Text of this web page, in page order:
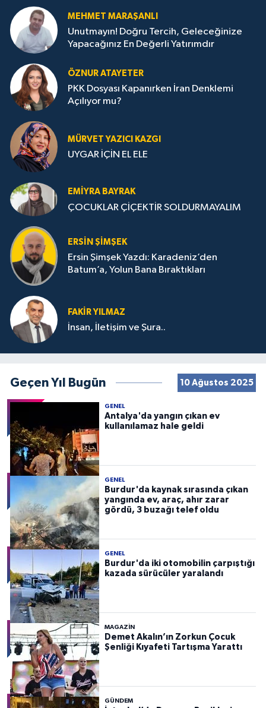
MEHMET MARAŞANLI
Unutmayın! Doğru Tercih, Geleceğinize
Yapacağınız En Değerli Yatırımdır
ÖZNUR ATAYETER
PKK Dosyası Kapanırken İran Denklemi
Açılıyor mu?
MÜRVET YAZICI KAZGI
UYGAR İÇİN EL ELE
EMIYRA BAYRAK
ÇOCUKLAR ÇİÇEKTİR SOLDURMAYALIM
ERSIN ŞIMŞEK
Ersin Şimşek Yazdı: Karadeniz’den
Batum’a, Yolun Bana Bıraktıkları
FAKIR YILMAZ
İnsan, İletişim ve Şura..
Geçen Yıl Bugün 10 Ağustos 2025
GENEL
Antalya'da yangın çıkan ev
kullanılamaz hale geldi
GENEL
Burdur'da kaynak sırasında çıkan
yangında ev, araç, ahır zarar
gördü, 3 buzağı telef oldu
GENEL
Burdur'da iki otomobilin çarpıştığı
kazada sürücüler yaralandı
MAGAZİN
Demet Akalın’ın Zorkun Çocuk
Şenliği Kıyafeti Tartışma Yarattı
GÜNDEM